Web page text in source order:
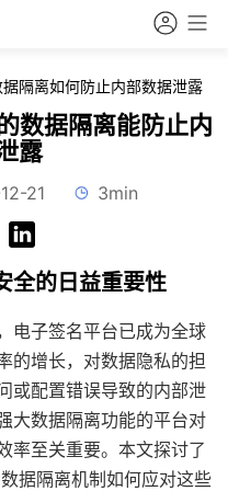
隔离如何防止内部数据泄露
数据隔离能防止内
露
21 3min
全的日益重要性
电子签名平台已成为全球
的增长，对数据隐私的担
或配置错误导致的内部泄
大数据隔离功能的平台对
率至关重要。本文探讨了
据隔离机制如何应对这些